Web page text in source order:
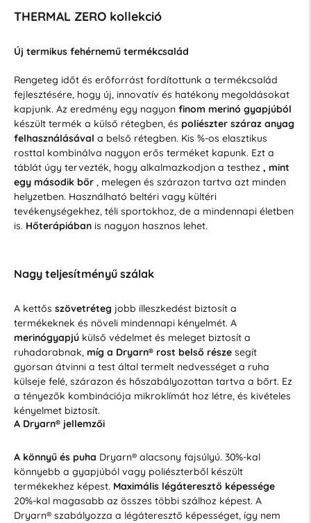
THERMAL ZERO kollekció
Új termikus fehérnemű termékcsalád
Rengeteg időt és erőforrást fordítottunk a termékcsalád
fejlesztésére, hogy új, innovatív és hatékony megoldásokat
kapjunk. Az eredmény egy nagyon finom merinó gyapjúból
készült termék a külső rétegben, és poliészter száraz anyag
felhasználásával a belső rétegben. Kis %-os elasztikus
rosttal kombinálva nagyon erős terméket kapunk. Ezt a
táblát úgy tervezték, hogy alkalmazkodjon a testhez , mint
egy második bőr, melegen és szárazon tartva azt minden
helyzetben. Használható beltéri vagy kültéri
tevékenységekhez, téli sportokhoz, de a mindennapi életben
is. Hőterápiábanis nagyon hasznos lehet.
Nagy teljesítményű szálak
A kettős szövetréteg jobb illeszkedést biztosít a
termékeknek és növeli mindennapi kényelmét. A
merinógyapjúkülső védelmet és meleget biztosít a
ruhadarabnak, míg a Dryarn® rost belső részesegít
gyorsan átvinni a test által termelt nedvességet a ruha
külseje felé, szárazon és hőszabályozottan tartva a bőrt. Ez
a tényezők kombinációja mikroklímát hoz létre, és kivételes
kényelmet biztosít.
A Dryarn® jellemzői
A könnyű és puha Dryarn® alacsony fajsúlyú. 30%-kal
könnyebb a gyapjúból vagy poliészterből készült
termékekhez képest. Maximális légáteresztő képessége
20%-kal magasabb az összes többi szálhoz képest. A
Dryarn® szabályozza a légáteresztő képességet, így nem